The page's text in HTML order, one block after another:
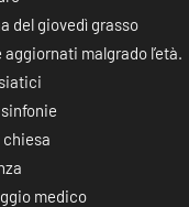
del giovedì grasso
malgrado l’età.
chiesa
medico